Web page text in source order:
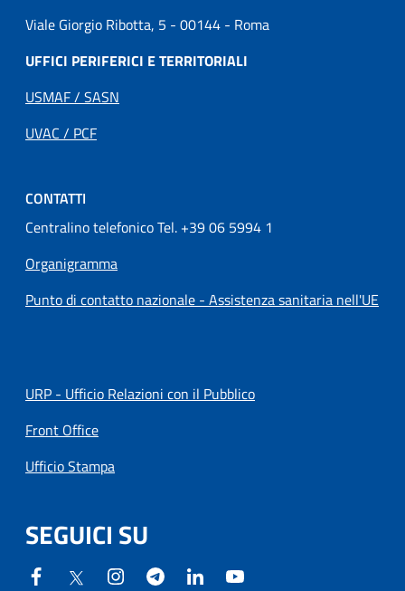
Viale Giorgio Ribotta, 5 - 00144 - Roma
UFFICI PERIFERICI E TERRITORIALI
USMAF / SASN
UVAC / PCF
CONTATTI
Centralino telefonico Tel. +39 06 5994 1
Organigramma
Punto di contatto nazionale - Assistenza sanitaria nell'UE
URP - Ufficio Relazioni con il Pubblico
Front Office
Ufficio Stampa
SEGUICI SU